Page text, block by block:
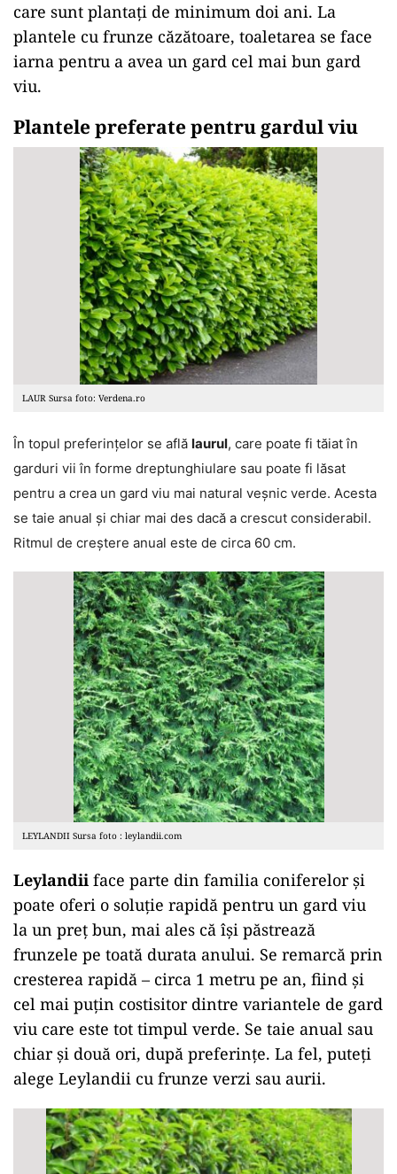
care sunt plantați de minimum doi ani. La
plantele cu frunze căzătoare, toaletarea se face
iarna pentru a avea un gard cel mai bun gard
viu.
Plantele preferate pentru gardul viu
LAUR Sursa foto: Verdena.ro
În topul preferințelor se află laurul, care poate fi tăiat în
garduri vii în forme dreptunghiulare sau poate fi lăsat
pentru a crea un gard viu mai natural veșnic verde. Acesta
se taie anual și chiar mai des dacă a crescut considerabil.
Ritmul de creștere anual este de circa 60 cm.
LEYLANDII Sursa foto : leylandii.com
Leylandii face parte din familia coniferelor și
poate oferi o soluție rapidă pentru un gard viu
la un preț bun, mai ales că își păstrează
frunzele pe toată durata anului. Se remarcă prin
cresterea rapidă – circa 1 metru pe an, fiind și
cel mai puțin costisitor dintre variantele de gard
viu care este tot timpul verde. Se taie anual sau
chiar și două ori, după preferințe. La fel, puteți
alege Leylandii cu frunze verzi sau aurii.